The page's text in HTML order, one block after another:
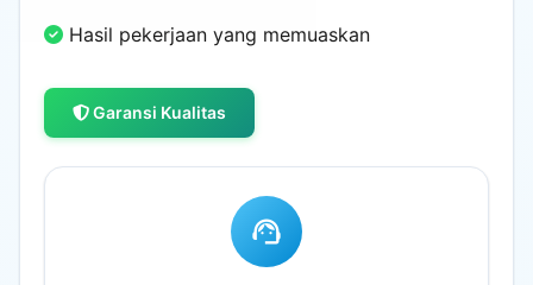
Hasil pekerjaan yang memuaskan
Garansi Kualitas
support_agent